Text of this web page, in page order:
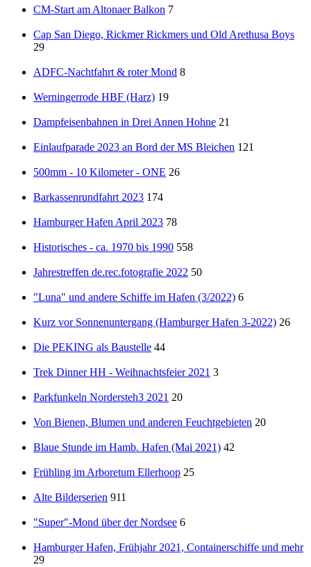
CM-Start am Altonaer Balkon 7
Cap San Diego, Rickmer Rickmers und Old Arethusa Boys
29
ADFC-Nachtfahrt & roter Mond 8
Werningerrode HBF (Harz) 19
Dampfeisenbahnen in Drei Annen Hohne 21
Einlaufparade 2023 an Bord der MS Bleichen 121
500mm - 10 Kilometer - ONE 26
Barkassenrundfahrt 2023 174
Hamburger Hafen April 2023 78
Historisches - ca. 1970 bis 1990 558
Jahrestreffen de.rec.fotografie 2022 50
"Luna" und andere Schiffe im Hafen (3/2022) 6
Kurz vor Sonnenuntergang (Hamburger Hafen 3-2022) 26
Die PEKING als Baustelle 44
Trek Dinner HH - Weihnachtsfeier 2021 3
Parkfunkeln Nordersteh3 2021 20
Von Bienen, Blumen und anderen Feuchtgebieten 20
Blaue Stunde im Hamb. Hafen (Mai 2021) 42
Frühling im Arboretum Ellerhoop 25
Alte Bilderserien 911
"Super"-Mond über der Nordsee 6
Hamburger Hafen, Frühjahr 2021, Containerschiffe und mehr
29